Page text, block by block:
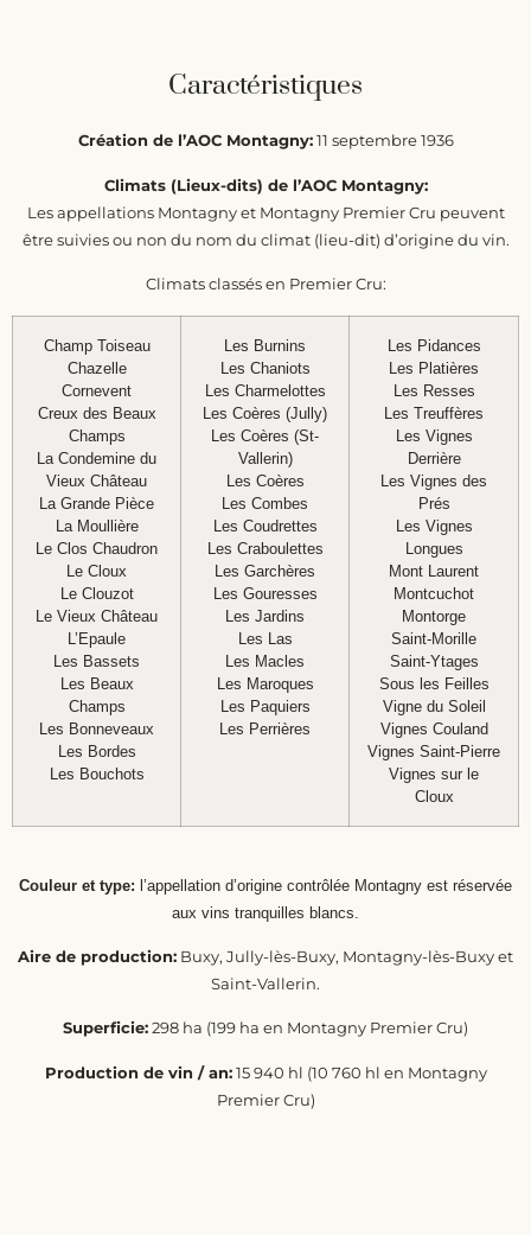
Caractéristiques
Création de l’AOC Montagny:11 septembre 1936
Climats (Lieux-dits) de l’AOC Montagny:
Les appellations Montagny et Montagny Premier Cru peuvent
être suivies ou non du nom du climat (lieu-dit) d’origine du vin.
Climats classés en Premier Cru:
Champ Toiseau
Chazelle
Cornevent
Creux des Beaux
Champs
La Condemine du
Vieux Château
La Grande Pièce
La Moullière
Le Clos Chaudron
Le Cloux
Le Clouzot
Le Vieux Château
L’Epaule
Les Bassets
Les Beaux
Champs
Les Bonneveaux
Les Bordes
Les Bouchots
Les Burnins
Les Chaniots
Les Charmelottes
Les Coères (Jully)
Les Coères (St-
Vallerin)
Les Coères
Les Combes
Les Coudrettes
Les Craboulettes
Les Garchères
Les Gouresses
Les Jardins
Les Las
Les Macles
Les Maroques
Les Paquiers
Les Perrières
Les Pidances
Les Platières
Les Resses
Les Treuffères
Les Vignes
Derrière
Les Vignes des
Prés
Les Vignes
Longues
Mont Laurent
Montcuchot
Montorge
Saint-Morille
Saint-Ytages
Sous les Feilles
Vigne du Soleil
Vignes Couland
Vignes Saint-Pierre
Vignes sur le
Cloux
Couleur et type: l’appellation d’origine contrôlée Montagny est réservée
aux vins tranquilles blancs.
Aire de production: Buxy, Jully-lès-Buxy, Montagny-lès-Buxy et
Saint-Vallerin.
Superficie:298 ha (199 ha en Montagny Premier Cru)
Production de vin / an:15 940 hl (10 760 hl en Montagny
Premier Cru)